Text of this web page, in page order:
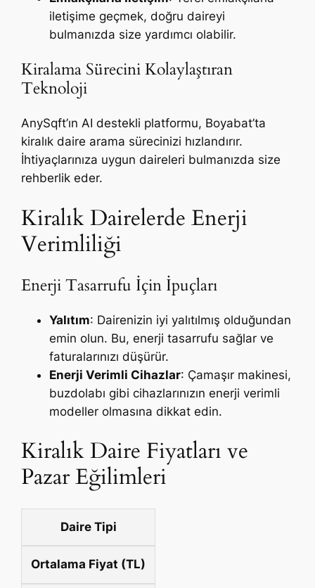
iletişime geçmek, doğru daireyi
bulmanızda size yardımcı olabilir.
Kiralama Sürecini Kolaylaştıran
Teknoloji
AnySqft’ın AI destekli platformu, Boyabat’ta
kiralık daire arama sürecinizi hızlandırır.
İhtiyaçlarınıza uygun daireleri bulmanızda size
rehberlik eder.
Kiralık Dairelerde Enerji
Verimliliği
Enerji Tasarrufu İçin İpuçları
Yalıtım: Dairenizin iyi yalıtılmış olduğundan
emin olun. Bu, enerji tasarrufu sağlar ve
faturalarınızı düşürür.
Enerji Verimli Cihazlar: Çamaşır makinesi,
buzdolabı gibi cihazlarınızın enerji verimli
modeller olmasına dikkat edin.
Kiralık Daire Fiyatları ve
Pazar Eğilimleri
Daire Tipi
Ortalama Fiyat (TL)